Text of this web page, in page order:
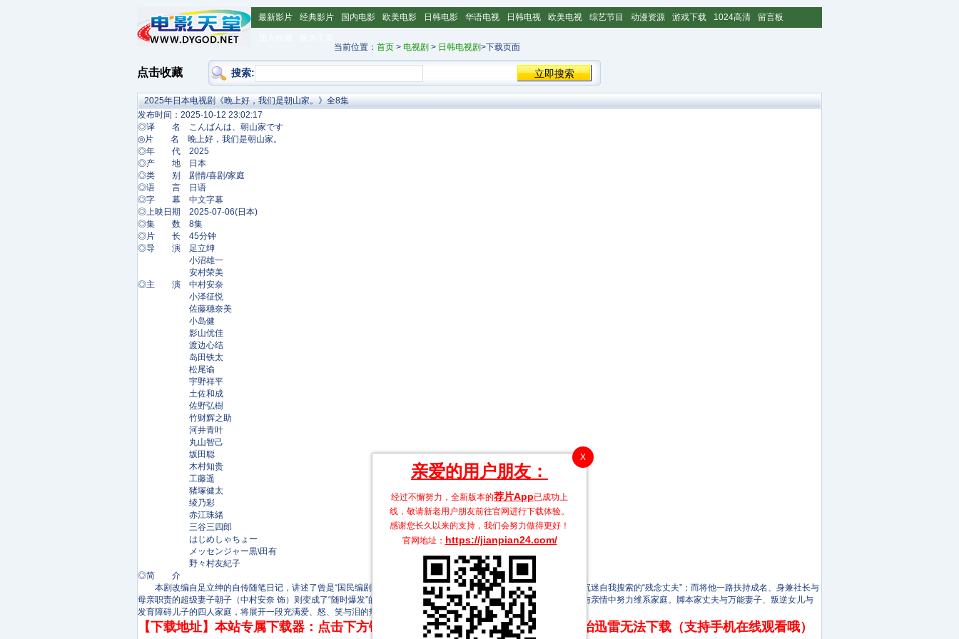
最新影片 经典影片 国内电影 欧美电影 日韩电影 华语电视 日韩电视 欧美电视 综艺节目 动漫资源 游戏下载 1024高清 留言板
当前位置： 首页 > 电视剧 > 日韩电视剧>下载页面
点击收藏 搜索:
X
亲爱的用户朋友：
经过不懈努力，全新版本的荐片App已成功上
线，敬请新老用户朋友前往官网进行下载体验。
感谢您长久以来的支持，我们会努力做得更好！
官网地址： https://jianpian24.com/
2025年日本电视剧《晚上好，我们是朝山家。》全8集
发布时间：2025-10-12 23:02:17
◎译 名 こんばんは、朝山家です
◎片 名 晚上好，我们是朝山家。
◎年 代 2025
◎产 地 日本
◎类 别 剧情/喜剧/家庭
◎语 言 日语
◎字 幕 中文字幕
◎上映日期 2025-07-06(日本)
◎集 数 8集
◎片 长 45分钟
◎导 演 足立绅
小沼雄一
安村荣美
◎主 演 中村安奈
小泽征悦
佐藤穗奈美
小岛健
影山优佳
渡边心结
岛田铁太
松尾谕
宇野祥平
土佐和成
佐野弘樹
竹财辉之助
河井青叶
丸山智己
坂田聪
木村知贵
工藤遥
猪塚健太
绫乃彩
赤江珠緒
三谷三四郎
はじめしゃちょー
メッセンジャー黒\田有
野々村友紀子
◎简 介
本剧改编自足立绅的自传随笔日记，讲述了曾是“国民编剧”的朝山贤太（小泽征悦 饰）如今成了脱离家务与育儿、沉迷自我搜索的“残念丈夫”；而将他一路扶持成名、身兼社长与
母亲职责的超级妻子朝子（中村安奈 饰）则变成了“随时爆发”的愤怒人妻。二人常年激烈冲突，却也在日复一日的争吵与亲情中努力维系家庭。脚本家丈夫与万能妻子、叛逆女儿与
发育障碍儿子的四人家庭，将展开一段充满爱、怒、笑与泪的热血家族奋斗剧。
【下载地址】本站专属下载器：点击下方链接 即可享受高速下载和在线播放 专治迅雷无法下载（支持手机在线观看哦）